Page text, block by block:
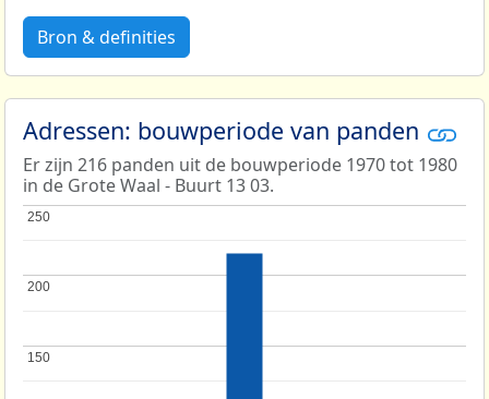
Bron & definities
Adressen: bouwperiode van panden
Er zijn 216 panden uit de bouwperiode 1970 tot 1980
in de Grote Waal - Buurt 13 03.
150
150
200
200
250
250